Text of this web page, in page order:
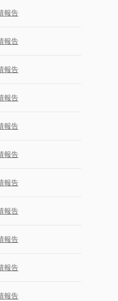
報告
報告
報告
報告
報告
報告
報告
報告
報告
報告
報告